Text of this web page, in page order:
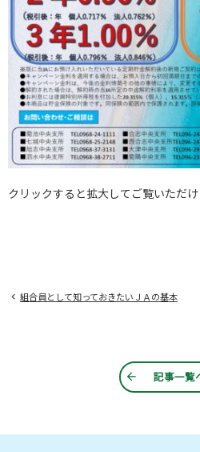
クリックすると拡大してご覧いただけ
組合員として知っておきたいＪＡの基本
記事一覧